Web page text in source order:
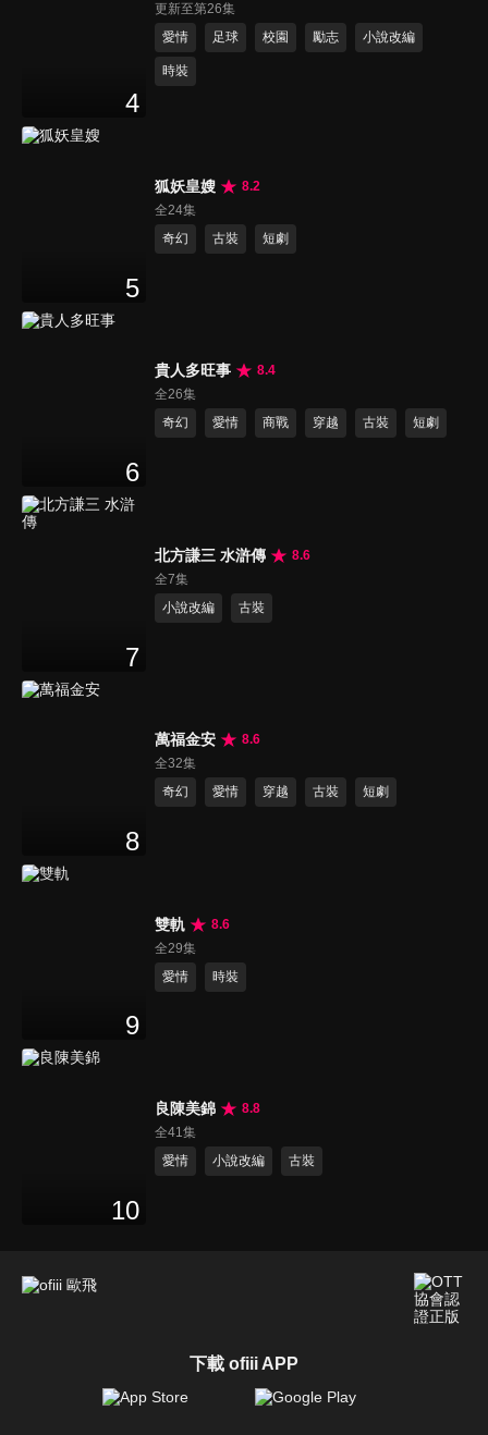
4
更新至第26集
愛情
足球 校園 勵志 小說改編
時裝
5
狐妖皇嫂
8.2
全24集
奇幻
古裝 短劇
6
貴人多旺事
8.4
全26集
奇幻
愛情 商戰 穿越 古裝 短劇
7
北方謙三 水滸傳
8.6
全7集
小說改編
古裝
8
萬福金安
8.6
全32集
奇幻
愛情 穿越 古裝 短劇
9
雙軌
8.6
全29集
愛情
時裝
10
良陳美錦
8.8
全41集
愛情
小說改編 古裝
下載 ofiii APP